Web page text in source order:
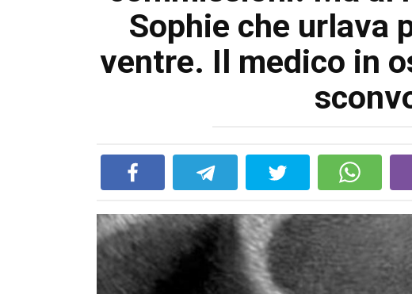
Sophie che urlava
ventre. Il medico in